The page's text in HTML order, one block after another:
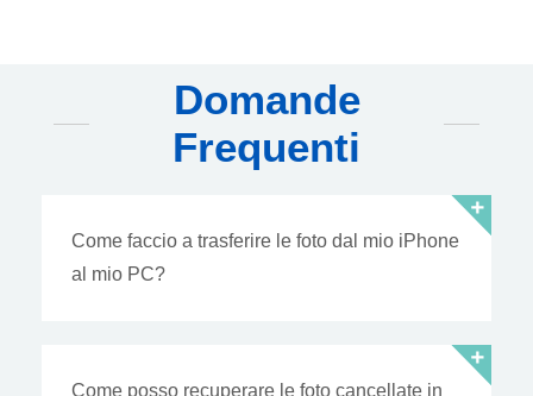
Domande
Frequenti
Come faccio a trasferire le foto dal mio iPhone
al mio PC?
Come posso recuperare le foto cancellate in